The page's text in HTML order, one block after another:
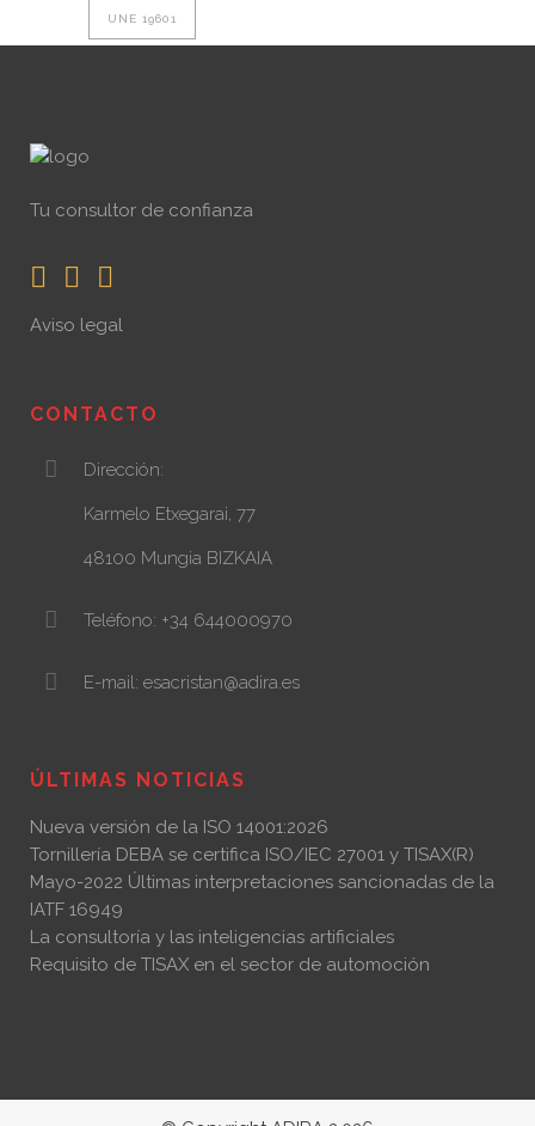
UNE 19601
Tu consultor de confianza
Aviso legal
CONTACTO
Dirección:
Karmelo Etxegarai, 77
48100 Mungia BIZKAIA
Teléfono: +34 644000970
E-mail: esacristan@adira.es
ÚLTIMAS NOTICIAS
Nueva versión de la ISO 14001:2026
Tornillería DEBA se certifica ISO/IEC 27001 y TISAX(R)
Mayo-2022 Últimas interpretaciones sancionadas de la
IATF 16949
La consultoría y las inteligencias artificiales
Requisito de TISAX en el sector de automoción